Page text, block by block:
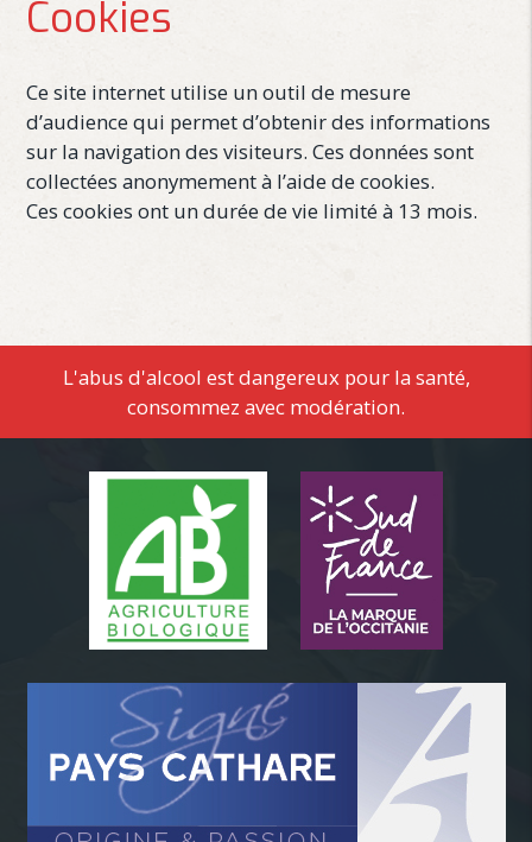
Cookies
Ce site internet utilise un outil de mesure
d’audience qui permet d’obtenir des informations
sur la navigation des visiteurs. Ces données sont
collectées anonymement à l’aide de cookies.
Ces cookies ont un durée de vie limité à 13 mois.
L'abus d'alcool est dangereux pour la santé,
consommez avec modération.